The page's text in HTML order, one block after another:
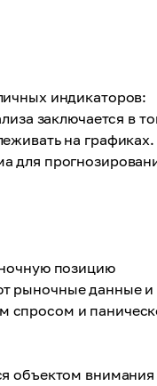
индикаторов:
заключается в
на графиках.
для
позицию
рыночные данные и
спросом и
объектом внимания